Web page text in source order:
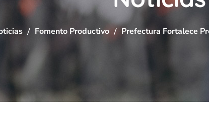
Fomento Productivo Prefectura Fortalece